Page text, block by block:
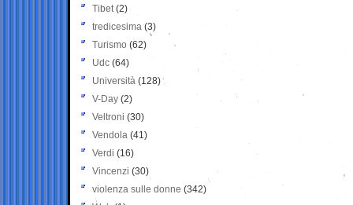
Tibet(2)
tredicesima (3)
Turismo (62)
Udc (64)
Università (128)
V-Day (2)
Veltroni (30)
Vendola (41)
Verdi (16)
Vincenzi (30)
violenza sulle donne (342)